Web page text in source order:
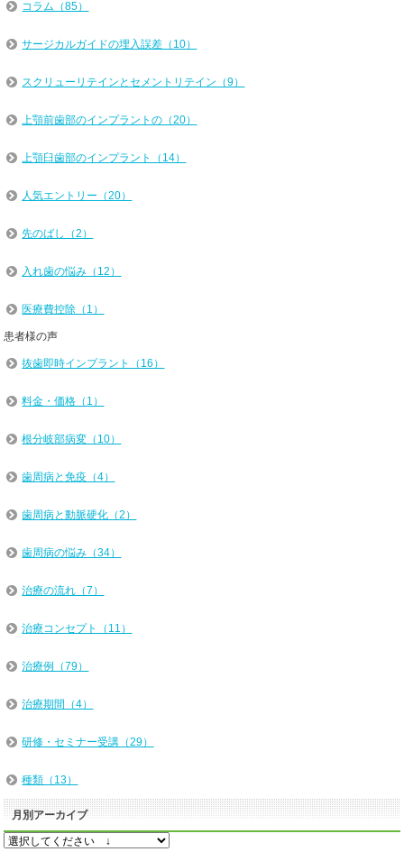
コラム（85）
サージカルガイドの埋入誤差（10）
スクリューリテインとセメントリテイン（9）
上顎前歯部のインプラントの（20）
上顎臼歯部のインプラント（14）
人気エントリー（20）
先のばし（2）
入れ歯の悩み（12）
医療費控除（1）
患者様の声
抜歯即時インプラント（16）
料金・価格（1）
根分岐部病変（10）
歯周病と免疫（4）
歯周病と動脈硬化（2）
歯周病の悩み（34）
治療の流れ（7）
治療コンセプト（11）
治療例（79）
治療期間（4）
研修・セミナー受講（29）
種類（13）
月別アーカイブ